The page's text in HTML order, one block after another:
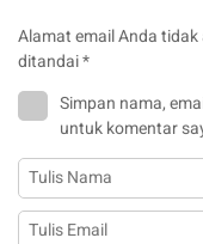
Alamat email Anda
ditandai*
Simpan nama,
untuk komentar